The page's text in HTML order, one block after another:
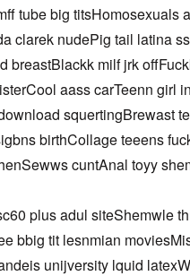
tube big titsHomosexuals
clarek nudePig tail latina
breastBlackk milf jrk
aass carTeenn girl
squertingBrewast
birthCollage teeens
cuntAnal toyy
plus adul siteShemwle
bbig tit lesnmian
unijversity lquid